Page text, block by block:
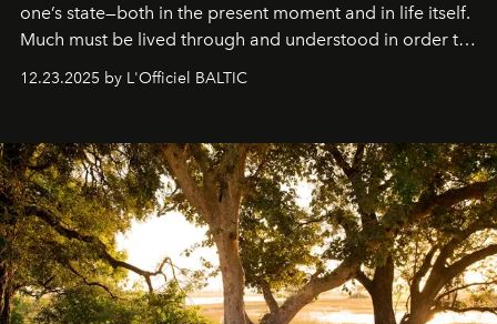
one’s state—both in the present moment and in life itself.
Much must be lived through and understood in order to
everyone sees at once, not everyone understands
away. Time is essential, for beneath countless irresistible
masks, something truly beautiful hides modestly, without
seeking attention. To perceive the real essence, one
needs the art of reinterpretation. We have named this
look "Olivante".
12.23.2025 by L'Officiel BALTIC